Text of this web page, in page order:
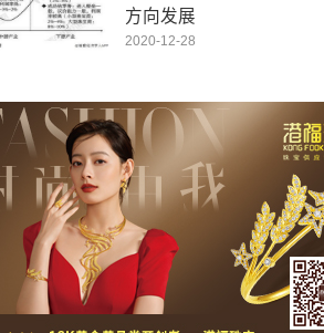
方向发展
2020-12-28